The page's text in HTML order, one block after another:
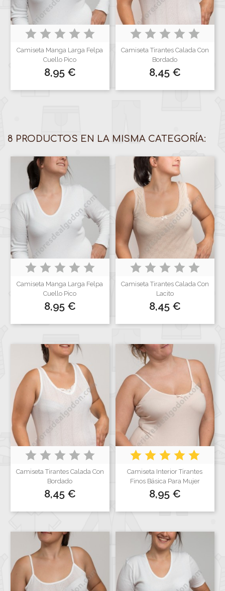
Camiseta Manga Larga Felpa
Cuello Pico
Precio
8,95 €
Camiseta Tirantes Calada Con
Bordado
Precio
8,45 €
8 PRODUCTOS EN LA MISMA CATEGORÍA:
Camiseta Manga Larga Felpa
Cuello Pico
Precio
8,95 €
Camiseta Tirantes Calada Con
Lacito
Precio
8,45 €
Camiseta Tirantes Calada Con
Bordado
Precio
8,45 €
Camiseta Interior Tirantes
Finos Básica Para Mujer
Precio
8,95 €